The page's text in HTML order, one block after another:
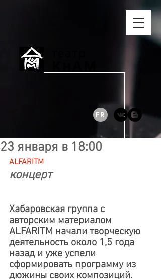
FR
23 января в 18:00
ALFARITM
концерт
Хабаровская группа с
авторским материалом
ALFARITM начали творческую
деятельность около 1,5 года
назад и уже успели
сформировать программу из
дюжины своих композиций.